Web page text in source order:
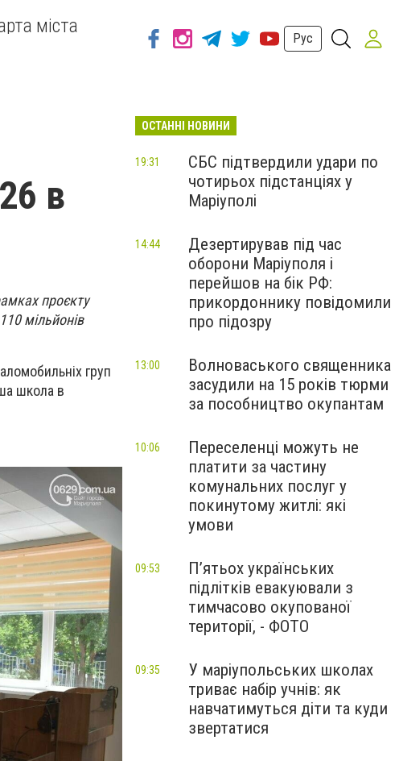
міста
Рус
в
проєкту
мільйонів
груп
школа в
ОСТАННІ НОВИНИ
СБС підтвердили удари по
чотирьох підстанціях у
Маріуполі
19:31
Дезертирував під час
оборони Маріуполя і
перейшов на бік РФ:
прикордоннику повідомили
про підозру
14:44
Волноваського священника
засудили на 15 років тюрми
за пособництво окупантам
13:00
Переселенці можуть не
платити за частину
комунальних послуг у
покинутому житлі: які
умови
10:06
П’ятьох українських
підлітків евакуювали з
тимчасово окупованої
території, - ФОТО
09:53
У маріупольських школах
триває набір учнів: як
навчатимуться діти та куди
звертатися
09:35